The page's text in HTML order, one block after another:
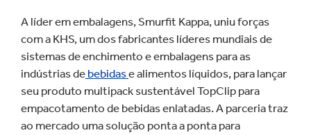
A líder em embalagens, Smurfit Kappa, uniu forças
com a KHS, um dos fabricantes líderes mundiais de
sistemas de enchimento e embalagens para as
indústrias de bebidase alimentos líquidos, para lançar
seu produto multipack sustentável TopClip para
empacotamento de bebidas enlatadas. A parceria traz
ao mercado uma solução ponta a ponta para